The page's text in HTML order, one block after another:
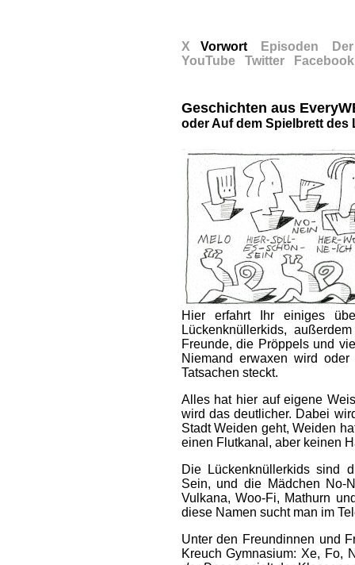
X Vorwort Episoden
YouTubex Twitter Facebook
Geschichten aus
oder Auf dem Spielbrett des
Hier erfahrt Ihr einiges
Lückenknüllerkids,
Freunde, die Pröppels und
Niemand erwaxen wird
Tatsachen steckt.
Alles hat hier auf eigene
wird das deutlicher. Dabei
Stadt Weiden geht, Weiden
einen Flutkanal, aber keinen
Die Lückenknüllerkids sind
Sein, und die Mädchen No-
Vulkana, Woo-Fi, Mathurn
diese Namen sucht man im
Unter den Freundinnen und
Kreuch Gymnasium: Xe, Fo,